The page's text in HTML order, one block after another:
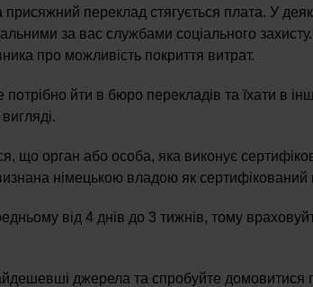
присяжний переклад стягується плата. У
за вас службами соціального
про можливість покриття витрат.
потрібно йти в бюро перекладів та їхати в
що орган або особа, яка виконує
німецькою владою як сертифікований
від 4 днів до 3 тижнів, тому
джерела та спробуйте домовитися